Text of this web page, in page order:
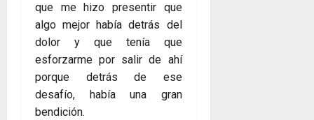
que me hizo presentir que
algo mejor había detrás del
dolor y que tenía que
esforzarme por salir de ahí
porque detrás de ese
desafío, había una gran
bendición.